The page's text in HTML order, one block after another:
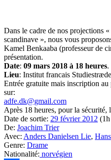
Dans le cadre de nos projections
scandinave », nous vous
Kamel Benkaaba (professeur de
présentation.
Date: 09 mars 2018 à 18 heures.
Lieu: Institut francais
Entrée gratuite mais inscription
sur:
adfe.dk@gmail.com
Après 18 heures, pour la sécurité,
Date de sortie: 29 février 2012
De: Joachim Trier
Avec: Anders Danielsen Lie,
Genre: Drame
Nationalité: norvégien